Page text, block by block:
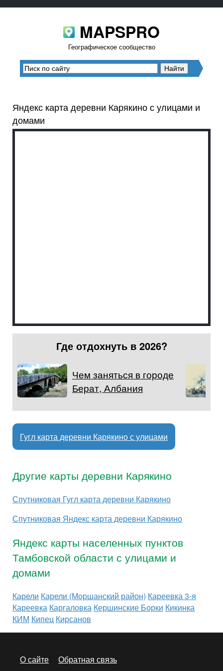
MAPSPRO
Географическое сообщество
Яндекс карта деревни Карякино с улицами и
домами
Где отдохнуть в 2026?
Чем заняться в городе
Берат, Албания
Гугл карта деревни Карякино с улицами
Другие карты деревни Карякино
Спутниковая Гугл карта деревни Карякино
Спутниковая Яндекс карта деревни Карякино
Яндекс карты населенных пунктов
Тамбовской области с улицами и
домами
Карели Карели (Моршанский район) Кареевка 3-я
Кареевка Каргаловка Кершинские Борки Кикинка
КИМ Кипец Кирсанов
О сайте Обратная связь